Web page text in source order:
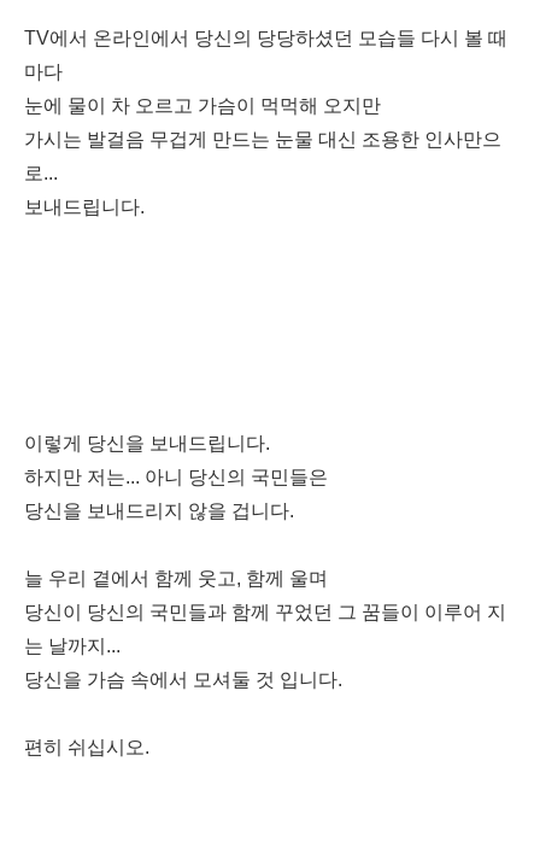
TV에서 온라인에서 당신의 당당하셨던 모습들 다시 볼 때
마다
눈에 물이 차 오르고 가슴이 먹먹해 오지만
가시는 발걸음 무겁게 만드는 눈물 대신 조용한 인사만으
로...
보내드립니다.
이렇게 당신을 보내드립니다.
하지만 저는... 아니 당신의 국민들은
당신을 보내드리지 않을 겁니다.
늘 우리 곁에서 함께 웃고, 함께 울며
당신이 당신의 국민들과 함께 꾸었던 그 꿈들이 이루어 지
는 날까지...
당신을 가슴 속에서 모셔둘 것 입니다.
편히 쉬십시오.